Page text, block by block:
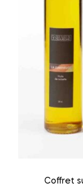
Coffret